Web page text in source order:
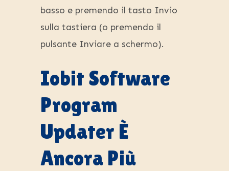
basso e premendo il tasto Invio
sulla tastiera (o premendo il
pulsante Inviare a schermo).
Iobit Software
Program
Updater È
Ancora Più